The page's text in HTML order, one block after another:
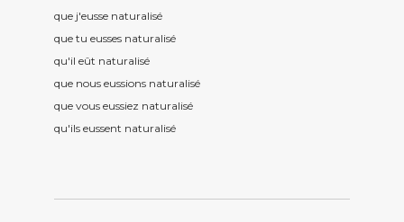
que j'eusse naturalisé
que tu eusses naturalisé
qu'il eût naturalisé
que nous eussions naturalisé
que vous eussiez naturalisé
qu'ils eussent naturalisé